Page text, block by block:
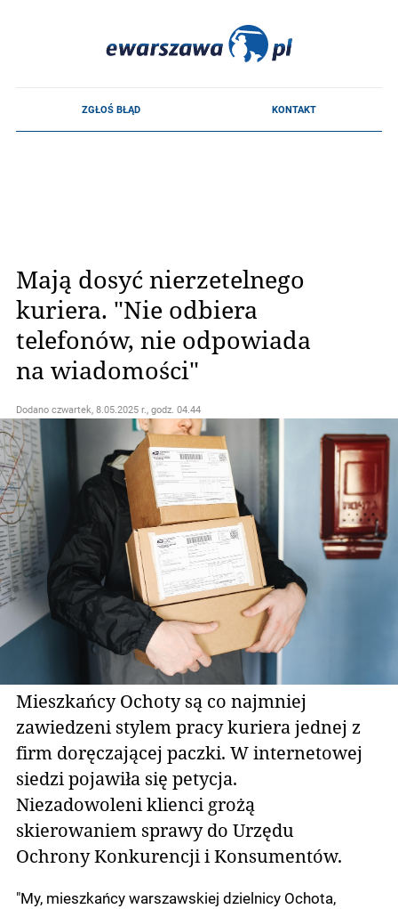
Mają dosyć nierzetelnego
kuriera. "Nie odbiera
telefonów, nie odpowiada
na wiadomości"
Dodano czwartek, 8.05.2025 r., godz. 04.44
Mieszkańcy Ochoty są co najmniej
zawiedzeni stylem pracy kuriera jednej z
firm doręczającej paczki. W internetowej
siedzi pojawiła się petycja.
Niezadowoleni klienci grożą
skierowaniem sprawy do Urzędu
Ochrony Konkurencji i Konsumentów.
"My, mieszkańcy warszawskiej dzielnicy Ochota,